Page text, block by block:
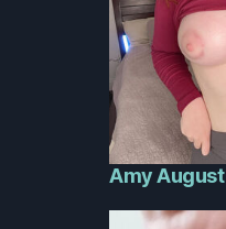
Amy August